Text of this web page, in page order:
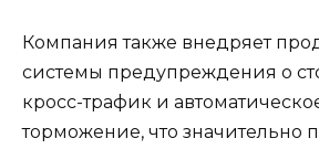
Компания также внедряет
системы предупреждения о
кросс-трафик и
торможение, что значительно